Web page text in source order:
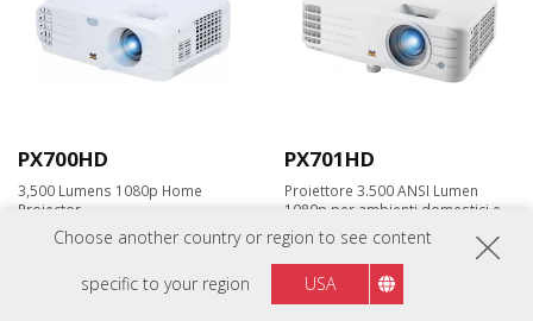
Choose another country or region to see content
specific to your region USA
PX700HD
3,500 Lumens 1080p Home
Projector
PX701HD
Proiettore 3.500 ANSI Lumen
1080p per ambienti domestici e
lavorativi